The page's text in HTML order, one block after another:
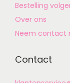
Bestelling
Over ons
Neem contact
Contact